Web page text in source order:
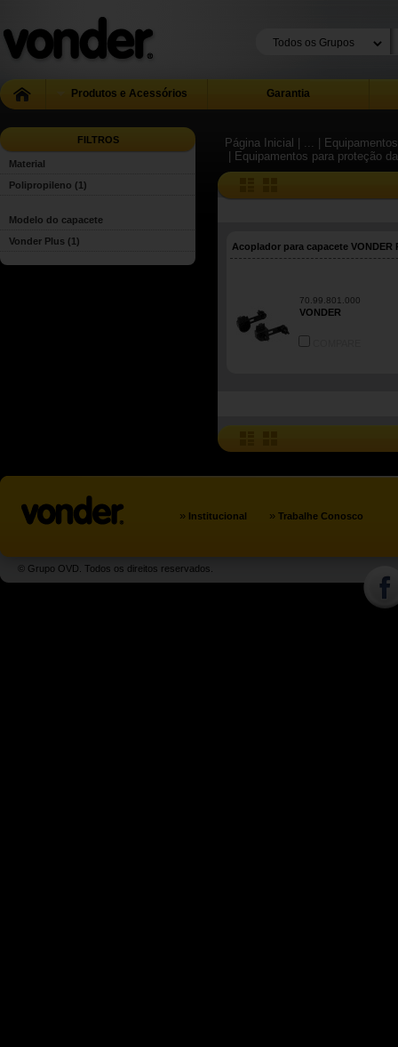
Produtos e Acessórios Garantia
FILTROS
Material
Polipropileno (1)
Modelo do capacete
Vonder Plus (1)
Página Inicial | ...
|
| Equipamentos para proteção
Acoplador para capacete VONDER
70.99.801.000
VONDER
» Institucional » Trabalhe Conosco
© Grupo OVD. Todos os direitos reservados.